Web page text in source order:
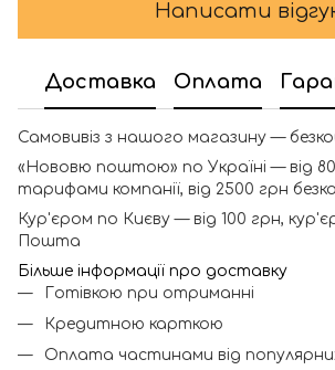
Написати
Доставка Оплата
Самовивіз з нашого магазину —
«Нововю поштою» по Україні — від
тарифами компанії, від 2500 грн
Кур'єром по Києву — від 100 грн,
Пошта
Більше інформації про доставку
Готівкою при отриманні
Кредитною карткою
Оплата частинами від